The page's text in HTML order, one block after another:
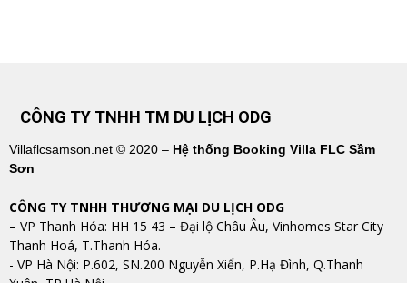
CÔNG TY TNHH TM DU LỊCH ODG
Villaflcsamson.net © 2020 – Hệ thống Booking Villa FLC Sầm
Sơn
CÔNG TY TNHH THƯƠNG MẠI DU LỊCH ODG
– VP Thanh Hóa: HH 15 43 – Đại lộ Châu Âu, Vinhomes Star City
Thanh Hoá, T.Thanh Hóa.
​​​​​​​- VP Hà Nội: P.602, SN.200 Nguyễn Xiển, P.Hạ Đình, Q.Thanh